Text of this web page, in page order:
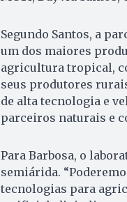
Segundo Santos, a
um dos maiores
agricultura tropical,
seus produtores
de alta tecnologia e
parceiros naturais e
Para Barbosa, o
semiárida.
tecnologias para